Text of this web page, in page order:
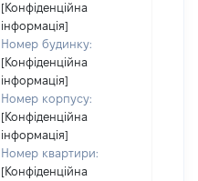
[Конфіденційна
інформація]
Номер будинку:
[Конфіденційна
інформація]
Номер корпусу:
[Конфіденційна
інформація]
Номер квартири:
[Конфіденційна